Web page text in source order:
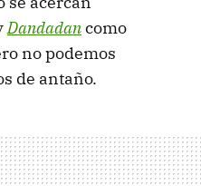
Dandadancomo
no podemos
de antaño.